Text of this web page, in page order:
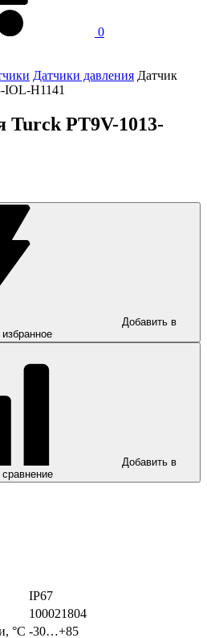
0
Датчики давления Датчик
IOL-H1141
Turck PT9V-1013-
Добавить в
избранное
Добавить в
сравнение
IP67
100021804
°С -30…+85